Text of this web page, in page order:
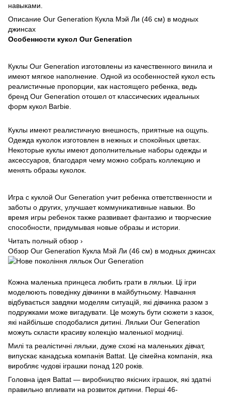
навыками.
Описание Our Generation Кукла Мэй Ли (46 см) в модных
джинсах
Особенности кукол Our Generation
Куклы Our Generation изготовлены из качественного винила и
имеют мягкое наполнение. Одной из особенностей кукол есть
реалистичные пропорции, как настоящего ребенка, ведь
бренд Our Generation отошел от классических идеальных
форм кукол Barbie.
Куклы имеют реалистичную внешность, приятные на ощупь.
Одежда куколок изготовлен в нежных и спокойных цветах.
Некоторые куклы имеют дополнительные наборы одежды и
аксессуаров, благодаря чему можно собрать коллекцию и
менять образы куколок.
Игра с куклой Our Generation учит ребенка ответственности и
заботы о других, улучшает коммуникативные навыки. Во
время игры ребенок также развивает фантазию и творческие
способности, придумывая новые образы и истории.
Читать полный обзор ›
Обзор Our Generation Кукла Мэй Ли (46 см) в модных джинсах
Кожна маленька принцеса любить грати в ляльки. Ці ігри
моделюють поведінку дівчинки в майбутньому. Навчання
відбувається завдяки моделям ситуацій, які дівчинка разом з
подружками може вигадувати. Це можуть бути сюжети з казок,
які найбільше сподобалися дитині. Ляльки Our Generation
можуть скласти красиву колекцію маленької модниці.
Милі та реалістичні ляльки, дуже схожі на маленьких дівчат,
випускає канадська компанія Battat. Це сімейна компанія, яка
виробляє чудові іграшки понад 120 років.
Головна ідея Battat — виробництво якісних іграшок, які здатні
правильно впливати на розвиток дитини. Перші 46-